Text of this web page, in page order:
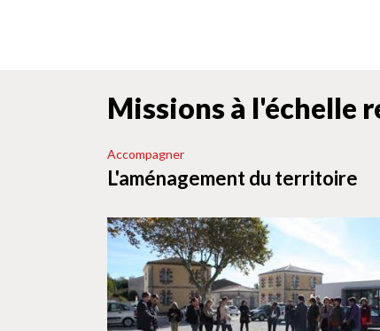
Missions à l'échelle
Accompagner
L'aménagement du territoire